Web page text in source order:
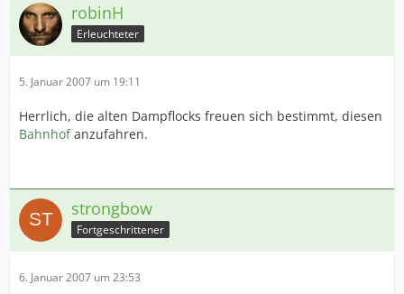
robinH
Erleuchteter
5. Januar 2007 um 19:11
Herrlich, die alten Dampflocks freuen sich bestimmt, diesen
Bahnhofanzufahren.
strongbow
Fortgeschrittener
6. Januar 2007 um 23:53